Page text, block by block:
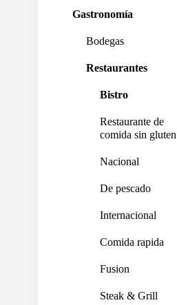
Gastronomía
Bodegas
Restaurantes
Bistro
Restaurante de
comida sin gluten
Nacional
De pescado
Internacional
Comida rapida
Fusion
Steak & Grill